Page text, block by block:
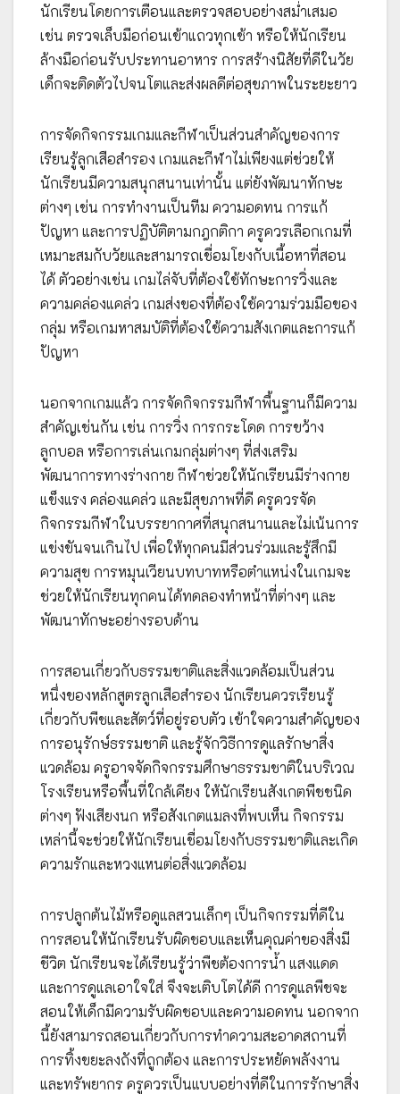
นักเรียนโดยการเตือนและตรวจสอบอย่างสม่ำเสมอ
เช่น ตรวจเล็บมือก่อนเข้าแถวทุกเช้า หรือให้นักเรียน
ล้างมือก่อนรับประทานอาหาร การสร้างนิสัยที่ดีในวัย
เด็กจะติดตัวไปจนโตและส่งผลดีต่อสุขภาพในระยะยาว
การจัดกิจกรรมเกมและกีฬาเป็นส่วนสำคัญของการ
เรียนรู้ลูกเสือสำรอง เกมและกีฬาไม่เพียงแต่ช่วยให้
นักเรียนมีความสนุกสนานเท่านั้น แต่ยังพัฒนาทักษะ
ต่างๆ เช่น การทำงานเป็นทีม ความอดทน การแก้
ปัญหา และการปฏิบัติตามกฎกติกา ครูควรเลือกเกมที่
เหมาะสมกับวัยและสามารถเชื่อมโยงกับเนื้อหาที่สอน
ได้ ตัวอย่างเช่น เกมไล่จับที่ต้องใช้ทักษะการวิ่งและ
ความคล่องแคล่ว เกมส่งของที่ต้องใช้ความร่วมมือของ
กลุ่ม หรือเกมหาสมบัติที่ต้องใช้ความสังเกตและการแก้
ปัญหา
นอกจากเกมแล้ว การจัดกิจกรรมกีฬาพื้นฐานก็มีความ
สำคัญเช่นกัน เช่น การวิ่ง การกระโดด การขว้าง
ลูกบอล หรือการเล่นเกมกลุ่มต่างๆ ที่ส่งเสริม
พัฒนาการทางร่างกาย กีฬาช่วยให้นักเรียนมีร่างกาย
แข็งแรง คล่องแคล่ว และมีสุขภาพที่ดี ครูควรจัด
กิจกรรมกีฬาในบรรยากาศที่สนุกสนานและไม่เน้นการ
แข่งขันจนเกินไป เพื่อให้ทุกคนมีส่วนร่วมและรู้สึกมี
ความสุข การหมุนเวียนบทบาทหรือตำแหน่งในเกมจะ
ช่วยให้นักเรียนทุกคนได้ทดลองทำหน้าที่ต่างๆ และ
พัฒนาทักษะอย่างรอบด้าน
การสอนเกี่ยวกับธรรมชาติและสิ่งแวดล้อมเป็นส่วน
หนึ่งของหลักสูตรลูกเสือสำรอง นักเรียนควรเรียนรู้
เกี่ยวกับพืชและสัตว์ที่อยู่รอบตัว เข้าใจความสำคัญของ
การอนุรักษ์ธรรมชาติ และรู้จักวิธีการดูแลรักษาสิ่ง
แวดล้อม ครูอาจจัดกิจกรรมศึกษาธรรมชาติในบริเวณ
โรงเรียนหรือพื้นที่ใกล้เคียง ให้นักเรียนสังเกตพืชชนิด
ต่างๆ ฟังเสียงนก หรือสังเกตแมลงที่พบเห็น กิจกรรม
เหล่านี้จะช่วยให้นักเรียนเชื่อมโยงกับธรรมชาติและเกิด
ความรักและหวงแหนต่อสิ่งแวดล้อม
การปลูกต้นไม้หรือดูแลสวนเล็กๆ เป็นกิจกรรมที่ดีใน
การสอนให้นักเรียนรับผิดชอบและเห็นคุณค่าของสิ่งมี
ชีวิต นักเรียนจะได้เรียนรู้ว่าพืชต้องการน้ำ แสงแดด
และการดูแลเอาใจใส่ จึงจะเติบโตได้ดี การดูแลพืชจะ
สอนให้เด็กมีความรับผิดชอบและความอดทน นอกจาก
นี้ยังสามารถสอนเกี่ยวกับการทำความสะอาดสถานที่
การทิ้งขยะลงถังที่ถูกต้อง และการประหยัดพลังงาน
และทรัพยากร ครูควรเป็นแบบอย่างที่ดีในการรักษาสิ่ง